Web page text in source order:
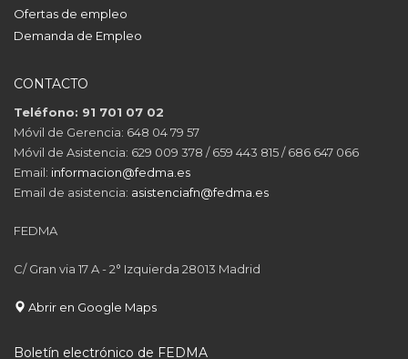
Ofertas de empleo
Demanda de Empleo
CONTACTO
Teléfono: 91 701 07 02
Móvil de Gerencia: 648 04 79 57
Móvil de Asistencia: 629 009 378 / 659 443 815 / 686 647 066
Email: informacion@fedma.es
Email de asistencia: asistenciafn@fedma.es
FEDMA
C/ Gran via 17 A - 2° Izquierda 28013 Madrid
Abrir en Google Maps
Boletín electrónico de FEDMA